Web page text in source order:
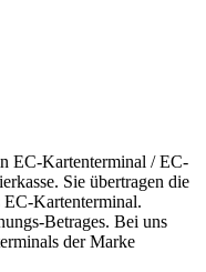
EC-Kartenterminal / EC-
Sie übertragen die
EC-Kartenterminal.
Betrages. Bei uns
der Marke